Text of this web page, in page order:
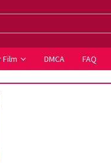
Film DMCA FAQ